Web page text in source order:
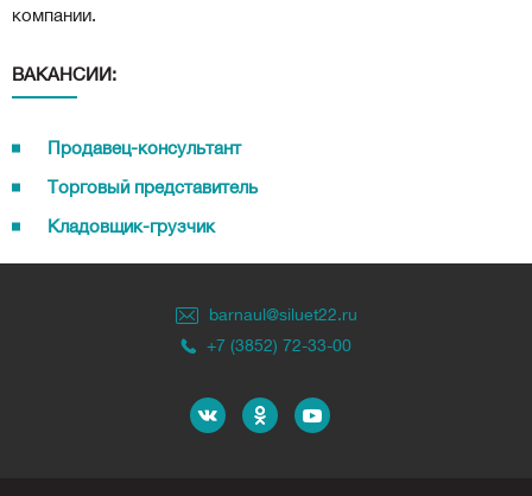
компании.
ВАКАНСИИ:
Продавец-консультант
Торговый представитель
Кладовщик-грузчик
barnaul@siluet22.ru
+7 (3852) 72-33-00